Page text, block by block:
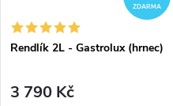
ZDARMA
Rendlík 2L - Gastrolux (hrnec)
3 790 Kč